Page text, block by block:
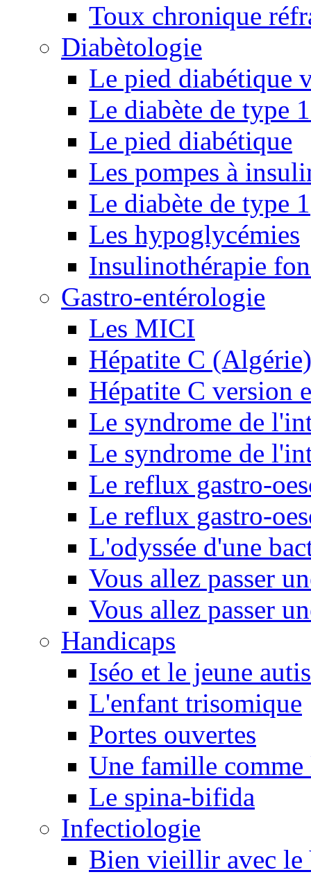
Toux chronique
Diabètologie
Le pied diabétique
Le diabète de type
Le pied diabétique
Les pompes à
Le diabète de type 1
Les hypoglycémies
Insulinothérapie
Gastro-entérologie
Les MICI
Hépatite C (Algérie)
Hépatite C version
Le syndrome de
Le syndrome de
Le reflux gastro-
Le reflux gastro-
L'odyssée d'une
Vous allez passer
Vous allez passer
Handicaps
Iséo et le jeune
L'enfant trisomique
Portes ouvertes
Une famille comme
Le spina-bifida
Infectiologie
Bien vieillir avec